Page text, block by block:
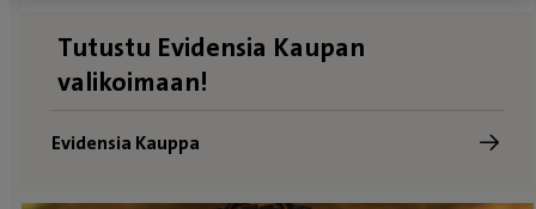
Tutustu Evidensia Kaupan
valikoimaan!
Evidensia Kauppa